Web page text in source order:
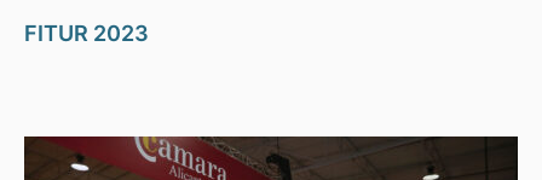
FITUR 2023